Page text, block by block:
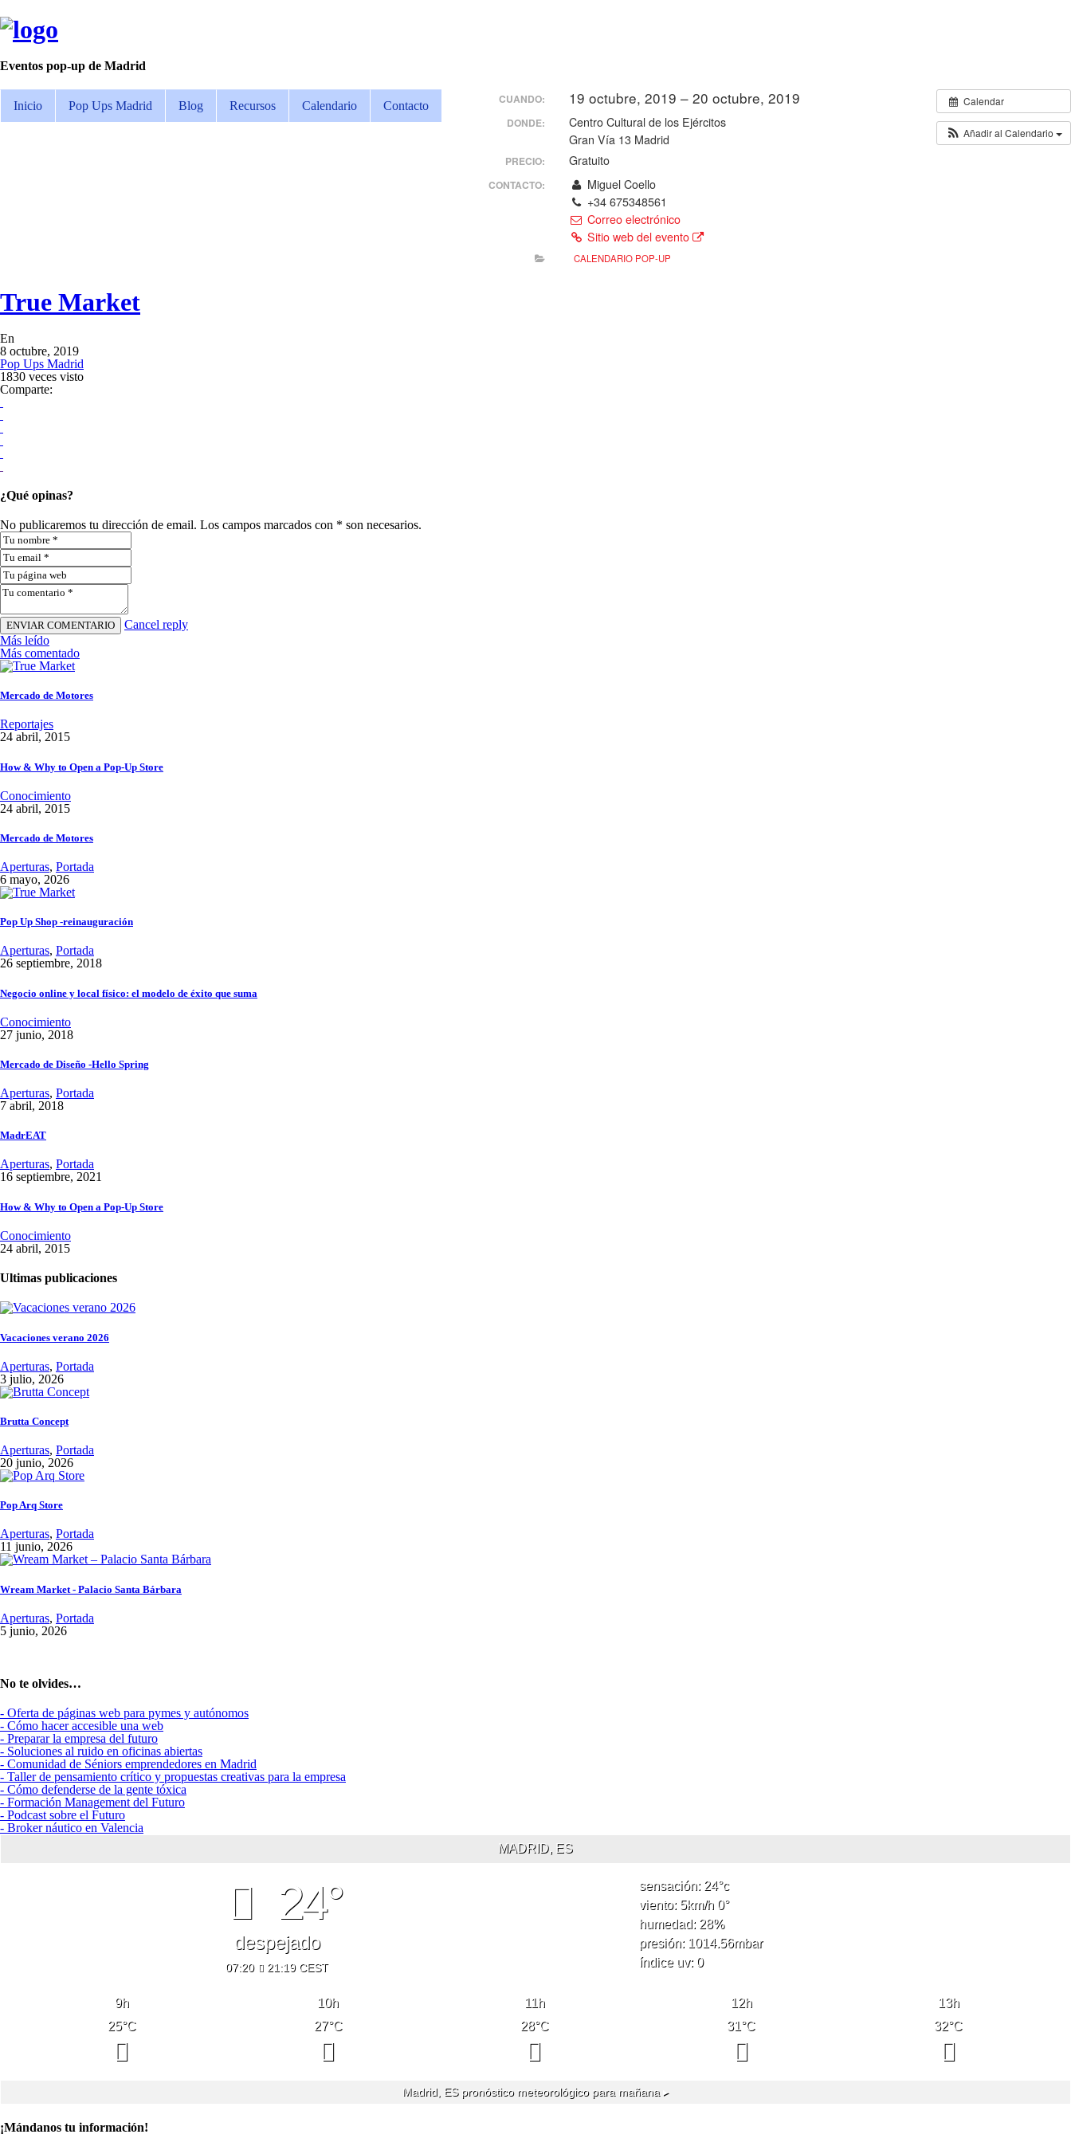
Eventos pop-up de Madrid
Inicio Pop Ups Madrid Blog Recursos Calendario Contacto Calendar
Añadir al Calendario
CUANDO: 19 octubre, 2019 – 20 octubre, 2019
DONDE:
Centro Cultural de los Ejércitos
Gran Vía 13 Madrid
PRECIO: Gratuito
CONTACTO:
Miguel Coello
+34 675348561
Correo electrónico
Sitio web del evento
CALENDARIO POP-UP
True Market
En
8 octubre, 2019
Pop Ups Madrid
1830 veces visto
Comparte:
¿Qué opinas?
No publicaremos tu dirección de email. Los campos marcados con * son necesarios.
Cancel reply
Más leído
Más comentado
Mercado de Motores
Reportajes
24 abril, 2015
How & Why to Open a Pop-Up Store
Conocimiento
24 abril, 2015
Mercado de Motores
Aperturas, Portada
6 mayo, 2026
Pop Up Shop -reinauguración
Aperturas, Portada
26 septiembre, 2018
Negocio online y local físico: el modelo de éxito que suma
Conocimiento
27 junio, 2018
Mercado de Diseño -Hello Spring
Aperturas, Portada
7 abril, 2018
MadrEAT
Aperturas, Portada
16 septiembre, 2021
How & Why to Open a Pop-Up Store
Conocimiento
24 abril, 2015
Ultimas publicaciones
Vacaciones verano 2026
Aperturas, Portada
3 julio, 2026
Brutta Concept
Aperturas, Portada
20 junio, 2026
Pop Arq Store
Aperturas, Portada
11 junio, 2026
Wream Market - Palacio Santa Bárbara
Aperturas, Portada
5 junio, 2026
No te olvides…
- Oferta de páginas web para pymes y autónomos
- Cómo hacer accesible una web
- Preparar la empresa del futuro
- Soluciones al ruido en oficinas abiertas
- Comunidad de Séniors emprendedores en Madrid
- Taller de pensamiento crítico y propuestas creativas para la empresa
- Cómo defenderse de la gente tóxica
- Formación Management del Futuro
- Podcast sobre el Futuro
- Broker náutico en Valencia
MADRID, ES
24°
despejado
07:20 21:19 CEST
sensación: 24°c
viento: 5km/h0°
humedad: 28%
presión: 1014.56mbar
índice uv: 0
9h 10h 11 h 12h 13h
25°C 27°C 28°C 31 °C 32°C
Madrid, ESpronóstico meteorológico para mañana ▸
¡Mándanos tu información!